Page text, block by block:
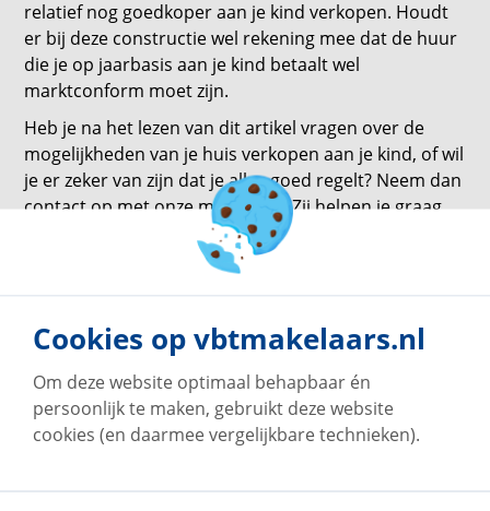
relatief nog goedkoper aan je kind verkopen. Houdt
er bij deze constructie wel rekening mee dat de huur
die je op jaarbasis aan je kind betaalt wel
marktconform moet zijn.
Heb je na het lezen van dit artikel vragen over de
mogelijkheden van je huis verkopen aan je kind, of wil
je er zeker van zijn dat je alles goed regelt? Neem dan
contact op met onze makelaars! Zij helpen je graag
terug naar overzicht
Cookies op vbtmakelaars.nl
Om deze website optimaal behapbaar én
persoonlijk te maken, gebruikt deze website
cookies (en daarmee vergelijkbare technieken).